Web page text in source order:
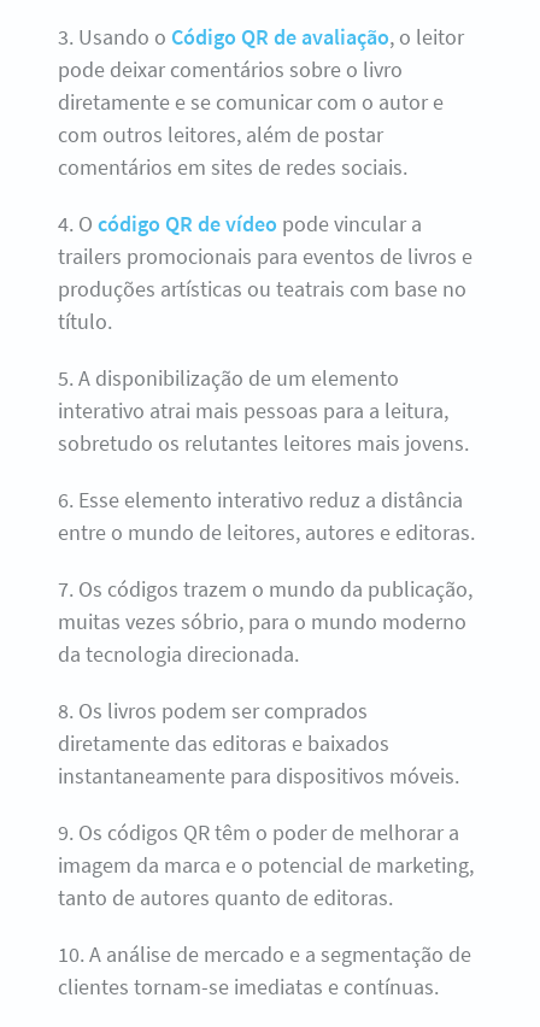
3. Usando o Código QR de avaliação, o leitor
pode deixar comentários sobre o livro
diretamente e se comunicar com o autor e
com outros leitores, além de postar
comentários em sites de redes sociais.
4. O código QR de vídeo pode vincular a
trailers promocionais para eventos de livros e
produções artísticas ou teatrais com base no
título.
5. A disponibilização de um elemento
interativo atrai mais pessoas para a leitura,
sobretudo os relutantes leitores mais jovens.
6. Esse elemento interativo reduz a distância
entre o mundo de leitores, autores e editoras.
7. Os códigos trazem o mundo da publicação,
muitas vezes sóbrio, para o mundo moderno
da tecnologia direcionada.
8. Os livros podem ser comprados
diretamente das editoras e baixados
instantaneamente para dispositivos móveis.
9. Os códigos QR têm o poder de melhorar a
imagem da marca e o potencial de marketing,
tanto de autores quanto de editoras.
10. A análise de mercado e a segmentação de
clientes tornam-se imediatas e contínuas.